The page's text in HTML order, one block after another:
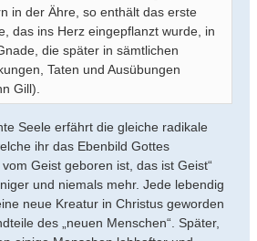
in der Ähre, so enthält das erste
das ins Herz eingepflanzt wurde, in
die später in sämtlichen
Taten und Ausübungen
Gill).
Seele erfährt die gleiche radikale
ihr das Ebenbild Gottes
Geist geboren ist, das ist Geist“
und niemals mehr. Jede lebendig
neue Kreatur in Christus geworden
des „neuen Menschen“. Später,